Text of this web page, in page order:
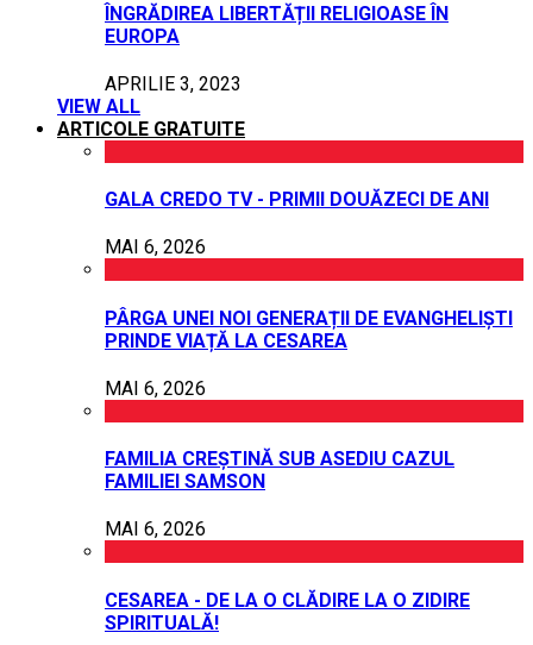
ÎNGRĂDIREA LIBERTĂȚII RELIGIOASE ÎN
EUROPA
APRILIE 3, 2023
VIEW ALL
ARTICOLE GRATUITE
GALA CREDO TV - PRIMII DOUĂZECI DE ANI
MAI 6, 2026
PÂRGA UNEI NOI GENERAȚII DE EVANGHELIȘTI
PRINDE VIAȚĂ LA CESAREA
MAI 6, 2026
FAMILIA CREȘTINĂ SUB ASEDIU CAZUL
FAMILIEI SAMSON
MAI 6, 2026
CESAREA - DE LA O CLĂDIRE LA O ZIDIRE
SPIRITUALĂ!